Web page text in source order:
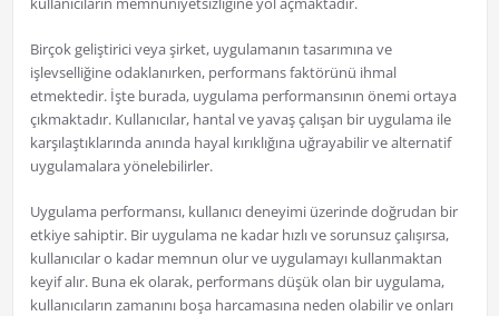
Birçok geliştirici veya şirket, uygulamanın tasarımına ve
işlevselliğine odaklanırken, performans faktörünü ihmal
etmektedir. İşte burada, uygulama performansının önemi ortaya
çıkmaktadır. Kullanıcılar, hantal ve yavaş çalışan bir uygulama ile
karşılaştıklarında anında hayal kırıklığına uğrayabilir ve alternatif
uygulamalara yönelebilirler.
Uygulama performansı, kullanıcı deneyimi üzerinde doğrudan bir
etkiye sahiptir. Bir uygulama ne kadar hızlı ve sorunsuz çalışırsa,
kullanıcılar o kadar memnun olur ve uygulamayı kullanmaktan
keyif alır. Buna ek olarak, performans düşük olan bir uygulama,
kullanıcıların zamanını boşa harcamasına neden olabilir ve onları